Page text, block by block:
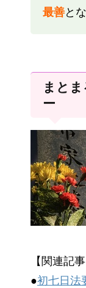
最善と
まと
ー
【関連記事
●初七日法